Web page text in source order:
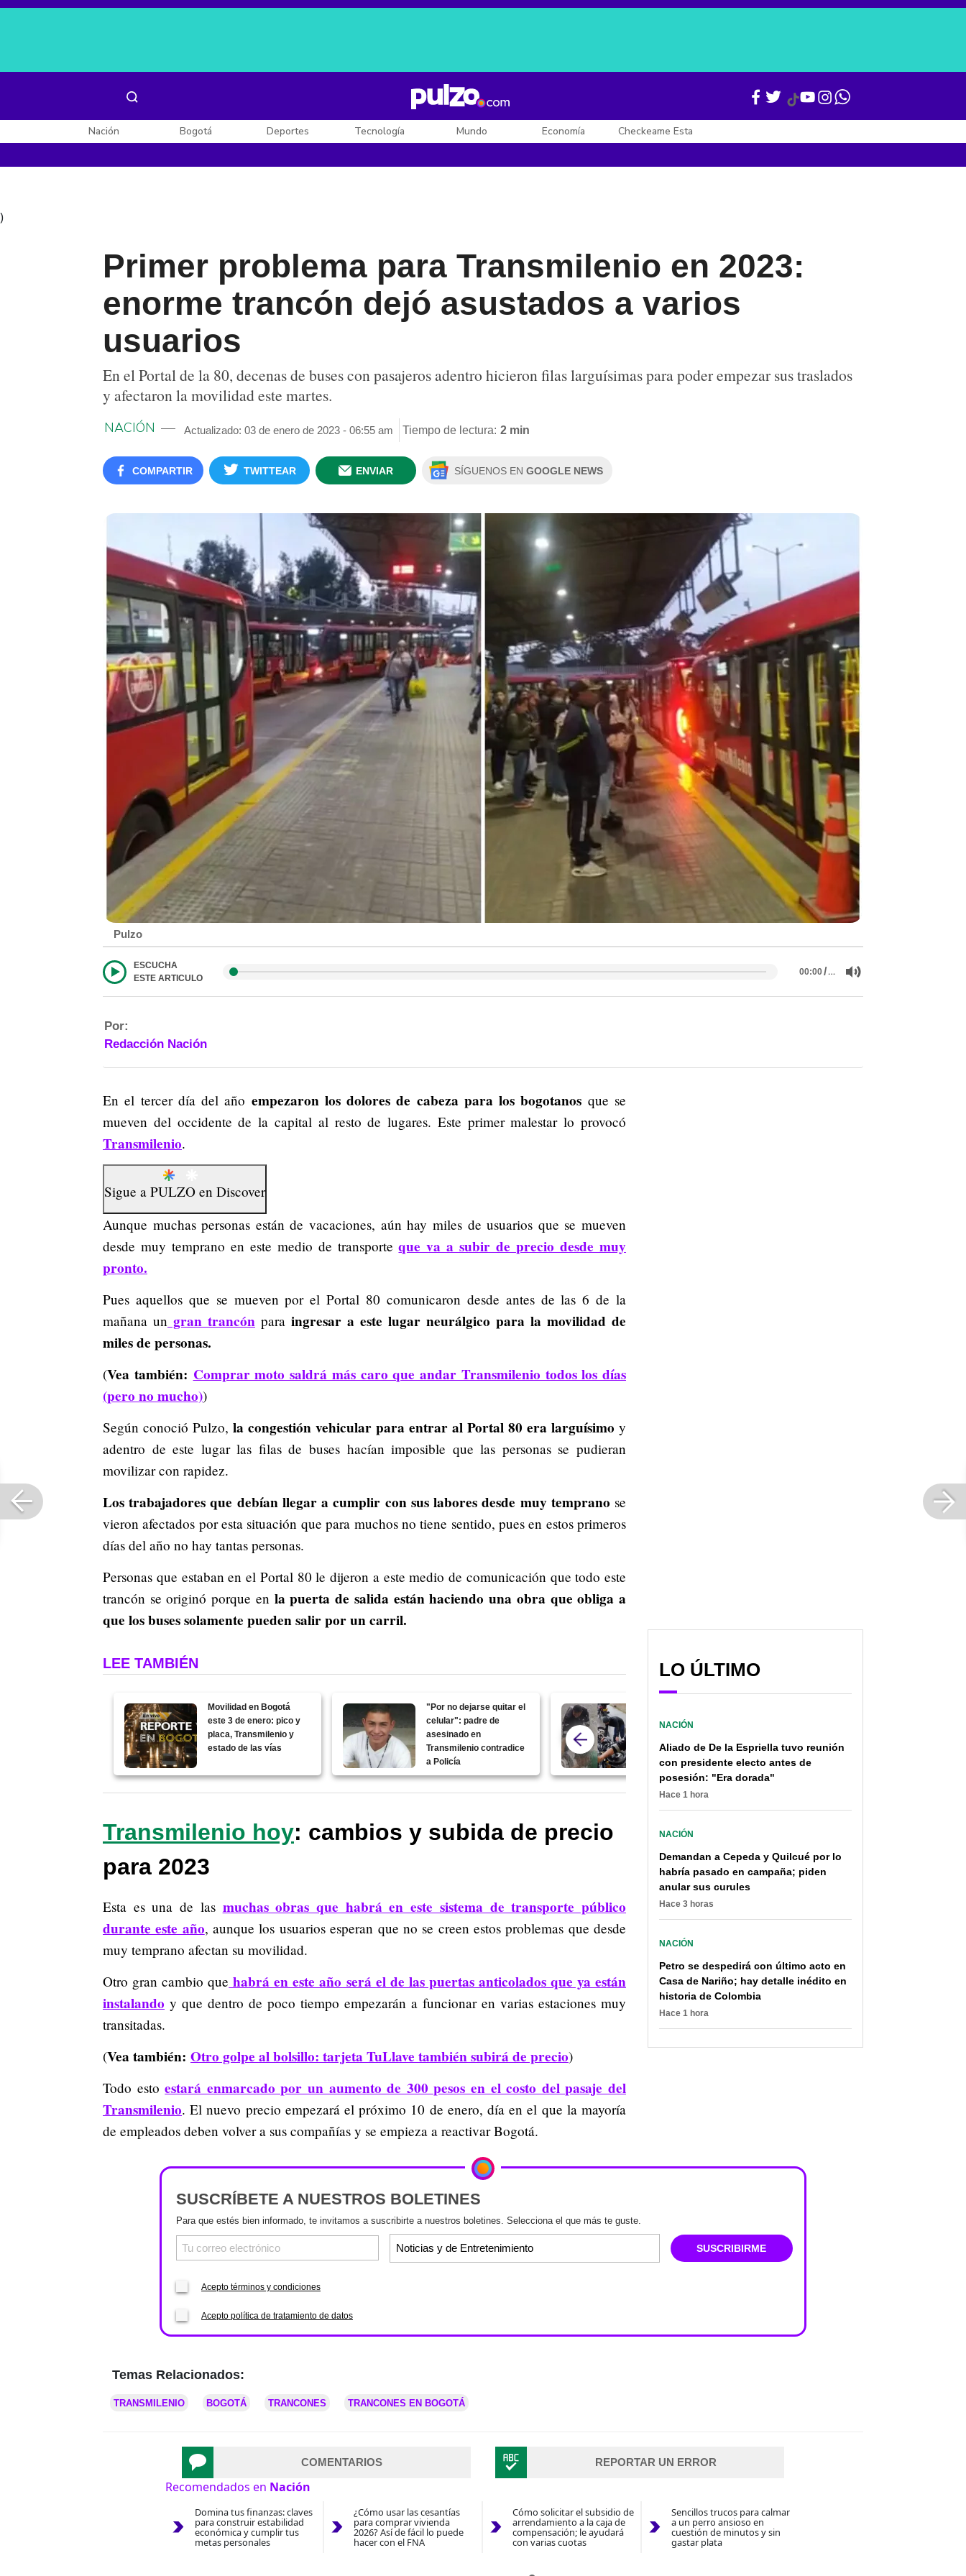
Posesión de De la Espriella
Nación Bogotá Deportes Tecnología Mundo Economía Checkeame Esta
)
Primer problema para Transmilenio en 2023:
enorme trancón dejó asustados a varios
usuarios
En el Portal de la 80, decenas de buses con pasajeros adentro hicieron filas larguísimas para poder empezar sus traslados
y afectaron la movilidad este martes.
NACIÓN Actualizado: 03 de enero de 2023 - 06:55 am Tiempo de lectura: 2 min
COMPARTIR TWITTEAR ENVIAR SÍGUENOS EN GOOGLE NEWS
Pulzo
ESCUCHA
ESTE ARTICULO
00:00/…
Por:
Redacción Nación
En el tercer día del año empezaron los dolores de cabeza para los bogotanos que se
mueven del occidente de la capital al resto de lugares. Este primer malestar lo provocó
Transmilenio.
Sigue a PULZO en Discover
Aunque muchas personas están de vacaciones, aún hay miles de usuarios que se mueven
desde muy temprano en este medio de transporteque va a subir de precio desde muy
pronto.
Pues aquellos que se mueven por el Portal 80 comunicaron desde antes de las 6 de la
mañana un gran trancón para ingresar a este lugar neurálgico para la movilidad de
miles de personas.
(Vea también: Comprar moto saldrá más caro que andar Transmilenio todos los días
(pero no mucho))
Según conoció Pulzo, la congestión vehicular para entrar al Portal 80 era larguísimo y
adentro de este lugar las filas de buses hacían imposible que las personas se pudieran
movilizar con rapidez.
Los trabajadores que debían llegar a cumplir con sus labores desde muy temprano se
vieron afectados por esta situación que para muchos no tiene sentido, pues en estos primeros
días del año no hay tantas personas.
Personas que estaban en el Portal 80 le dijeron a este medio de comunicación que todo este
trancón se originó porque en la puerta de salida están haciendo una obra que obliga a
que los buses solamente pueden salir por un carril.
LEE TAMBIÉN
Movilidad en Bogotá
este 3 de enero: pico y
placa, Transmilenio y
estado de las vías
"Por no dejarse quitar el
celular": padre de
asesinado en
Transmilenio contradice
a Policía
a motociclista de ser
de agua bajo un bus
Transmilenio hoy: cambios y subida de precio
para 2023
Esta es una de las muchas obras que habrá en este sistema de transporte público
durante este año, aunque los usuarios esperan que no se creen estos problemas que desde
muy temprano afectan su movilidad.
Otro gran cambio que habrá en este año será el de las puertas anticolados que ya están
instalando y que dentro de poco tiempo empezarán a funcionar en varias estaciones muy
transitadas.
(Vea también: Otro golpe al bolsillo: tarjeta TuLlave también subirá de precio)
Todo estoestará enmarcado por un aumento de 300 pesos en el costo del pasaje del
Transmilenio. El nuevo precio empezará el próximo 10 de enero, día en el que la mayoría
de empleados deben volver a sus compañías y se empieza a reactivar Bogotá.
LO ÚLTIMO
NACIÓN
Aliado de De la Espriella tuvo reunión
con presidente electo antes de
posesión: "Era dorada"
Hace 1 hora
NACIÓN
Demandan a Cepeda y Quilcué por lo
habría pasado en campaña; piden
anular sus curules
Hace 3 horas
NACIÓN
Petro se despedirá con último acto en
Casa de Nariño; hay detalle inédito en
historia de Colombia
Hace 1 hora
SUSCRÍBETE A NUESTROS BOLETINES
Para que estés bien informado, te invitamos a suscribirte a nuestros boletines. Selecciona el que más te guste.
SUSCRIBIRME
Acepto términos y condiciones
Acepto política de tratamiento de datos
Temas Relacionados:
TRANSMILENIO BOGOTÁ TRANCONES TRANCONES EN BOGOTÁ
COMENTARIOS REPORTAR UN ERROR
Recomendados en Nación
Domina tus finanzas: claves
para construir estabilidad
económica y cumplir tus
metas personales
¿Cómo usar las cesantías
para comprar vivienda
2026? Así de fácil lo puede
hacer con el FNA
Cómo solicitar el subsidio de
arrendamiento a la caja de
compensación; le ayudará
con varias cuotas
Sencillos trucos para calmar
a un perro ansioso en
cuestión de minutos y sin
gastar plata